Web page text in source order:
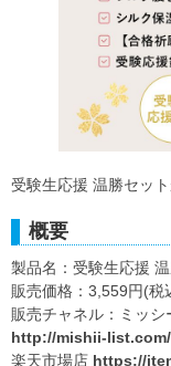
受験生応援 温勝セッ
概要
製品名：受験生応援
販売価格：3,559円(税
販売チャネル：ミッ
http://mishii-
楽天市場店 https://